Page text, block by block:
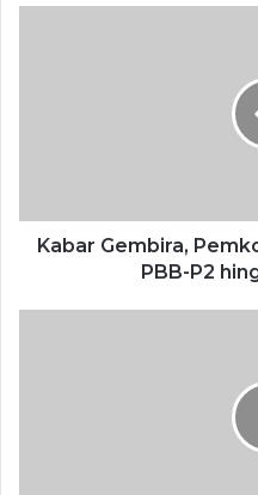
​”DJKA menegaskan
mengingat kemacetan di
tantangan,” tambahnya. (
di Surabaya
Pengembangan
Kabar Gembira,
PBB-P2